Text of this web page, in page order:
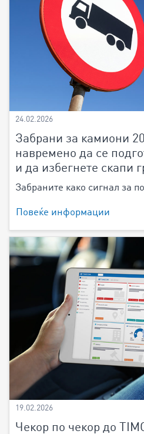
24.02.2026
Забрани за камиони
навремено да се
и да избегнете скапи
Забраните како сигнал за
Повеќе информации
19.02.2026
Чекор по чекор до